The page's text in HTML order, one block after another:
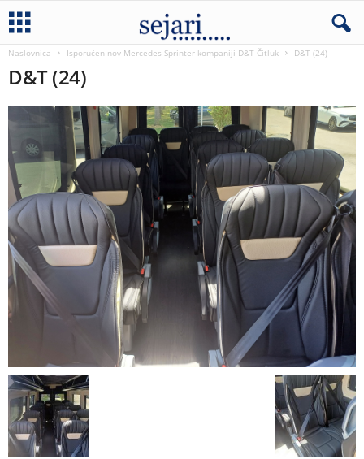
Naslovnica Isporučen nov Mercedes Sprinter kompaniji D&T Čitluk D&T (24)
D&T (24)